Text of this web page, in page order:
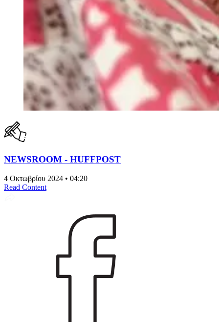
NEWSROOM - HUFFPOST
4 Οκτωβρίου 2024 • 04:20
Read Content